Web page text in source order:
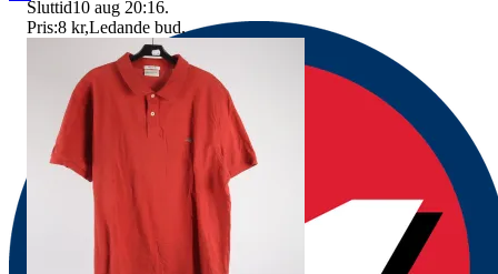
Sluttid10 aug 20:16.
Pris:8 kr,Ledande bud.